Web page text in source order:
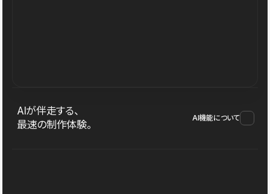
AIが伴走する、
最速の制作体験。
AI機能について